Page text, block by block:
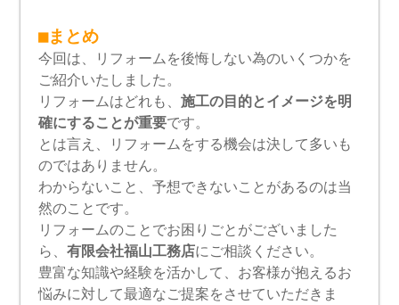
■まとめ
今回は、リフォームを後悔しない為のいくつかを
ご紹介いたしました。
リフォームはどれも、施工の目的とイメージを明
確にすることが重要です。
とは言え、リフォームをする機会は決して多いも
のではありません。
わからないこと、予想できないことがあるのは当
然のことです。
リフォームのことでお困りごとがございました
ら、有限会社福山工務店にご相談ください。
豊富な知識や経験を活かして、お客様が抱えるお
悩みに対して最適なご提案をさせていただきま